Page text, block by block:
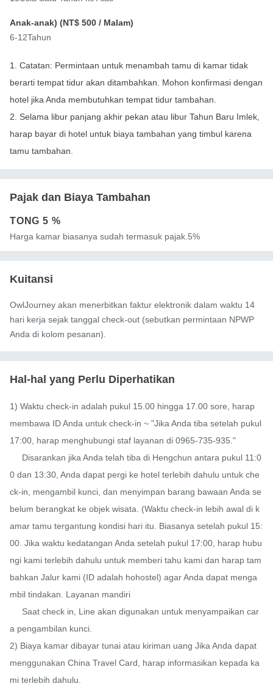
Anak-anak) (NT$ 500 / Malam)
6-12Tahun
1. Catatan: Permintaan untuk menambah tamu di kamar tidak
berarti tempat tidur akan ditambahkan. Mohon konfirmasi dengan
hotel jika Anda membutuhkan tempat tidur tambahan.
2. Selama libur panjang akhir pekan atau libur Tahun Baru Imlek,
harap bayar di hotel untuk biaya tambahan yang timbul karena
tamu tambahan.
Pajak dan Biaya Tambahan
TONG 5 %
Harga kamar biasanya sudah termasuk pajak.5%
Kuitansi
OwlJourney akan menerbitkan faktur elektronik dalam waktu 14
hari kerja sejak tanggal check-out (sebutkan permintaan NPWP
Anda di kolom pesanan).
Hal-hal yang Perlu Diperhatikan
1) Waktu check-in adalah pukul 15.00 hingga 17.00 sore, harap
membawa ID Anda untuk check-in ~ "Jika Anda tiba setelah pukul
17:00, harap menghubungi staf layanan di 0965-735-935."
0 dan 13:30, Anda dapat pergi ke hotel terlebih dahulu untuk che
ck-in, mengambil kunci, dan menyimpan barang bawaan Anda se
belum berangkat ke objek wisata. (Waktu check-in lebih awal di k
amar tamu tergantung kondisi hari itu. Biasanya setelah pukul 15:
00. Jika waktu kedatangan Anda setelah pukul 17:00, harap hubu
ngi kami terlebih dahulu untuk memberi tahu kami dan harap tam
bahkan Jalur kami (ID adalah hohostel) agar Anda dapat menga
mbil tindakan. Layanan mandiri
a pengambilan kunci.
2) Biaya kamar dibayar tunai atau kiriman uang Jika Anda dapat
menggunakan China Travel Card, harap informasikan kepada ka
mi terlebih dahulu.